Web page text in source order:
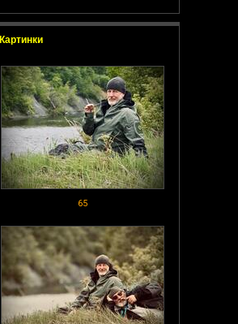
Картинки
65